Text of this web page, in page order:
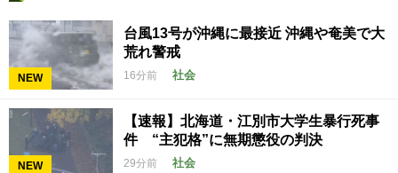
NEW
台風13号が沖縄に最接近 沖縄や奄美で大
荒れ警戒
16分前 社会
NEW
【速報】北海道・江別市大学生暴行死事
件 “主犯格”に無期懲役の判決
29分前 社会